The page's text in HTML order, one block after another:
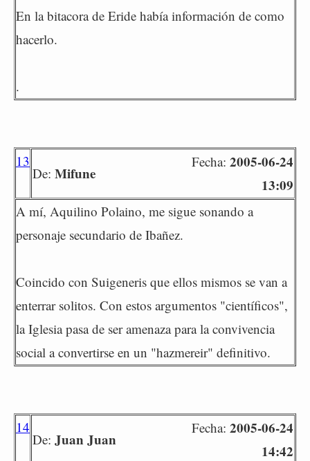
En la bitacora de Eride había información de como
hacerlo.
.
13
De: Mifune
Fecha: 2005-06-24
13:09
A mí, Aquilino Polaino, me sigue sonando a
personaje secundario de Ibañez.
Coincido con Suigeneris que ellos mismos se van a
enterrar solitos. Con estos argumentos "científicos",
la Iglesia pasa de ser amenaza para la convivencia
social a convertirse en un "hazmereir" definitivo.
14
De: Juan Juan
Fecha: 2005-06-24
14:42